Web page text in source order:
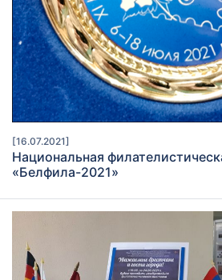
[16.07.2021]
Национальная
«Белфила-2021»